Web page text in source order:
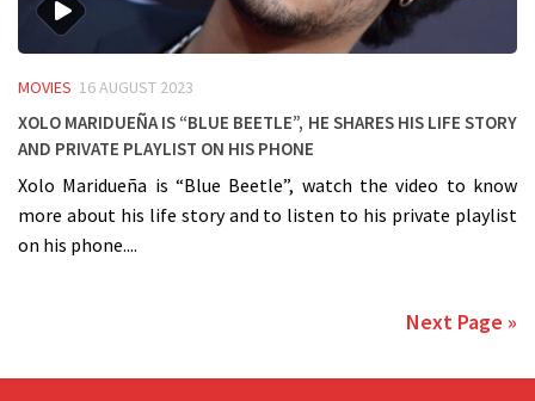
MOVIES 16 AUGUST 2023
Xolo Maridueña is “Blue Beetle”, he shares his life story
and private playlist on his phone
Xolo Maridueña is “Blue Beetle”, watch the video to know
more about his life story and to listen to his private playlist
on his phone....
Next Page »